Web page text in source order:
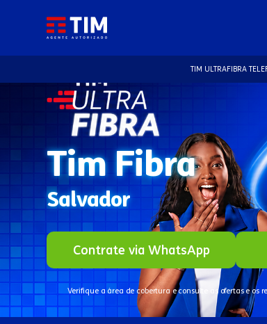
TIM ULTRAFIBRA
Tim Fibra
Salvador
Contrate via WhatsApp
Verifique a área de cobertura e consulte as ofertas e